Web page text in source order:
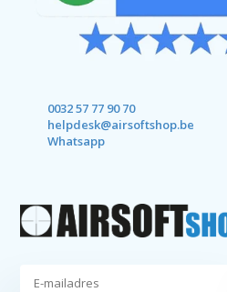
0032 57 77 90 70
helpdesk@airsoftshop.be
Whatsapp